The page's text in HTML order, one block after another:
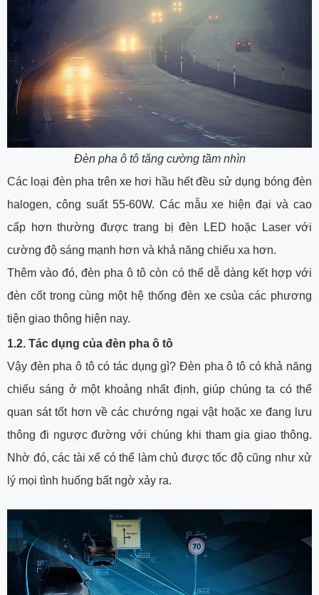
Đèn pha ô tô tăng cường tầm nhìn
Các loại đèn pha trên xe hơi hầu hết đều sử dụng bóng đèn
halogen, công suất 55-60W. Các mẫu xe hiện đại và cao
cấp hơn thường được trang bị đèn LED hoặc Laser với
cường độ sáng mạnh hơn và khả năng chiếu xa hơn.
Thêm vào đó, đèn pha ô tô còn có thể dễ dàng kết hợp với
đèn cốt trong cùng một hệ thống đèn xe csủa các phương
tiện giao thông hiện nay.
1.2. Tác dụng của đèn pha ô tô
Vậy đèn pha ô tô có tác dụng gì? Đèn pha ô tô có khả năng
chiếu sáng ở một khoảng nhất định, giúp chúng ta có thể
quan sát tốt hơn về các chướng ngại vật hoặc xe đang lưu
thông đi ngược đường với chúng khi tham gia giao thông.
Nhờ đó, các tài xế có thể làm chủ được tốc độ cũng như xử
lý mọi tình huống bất ngờ xảy ra.